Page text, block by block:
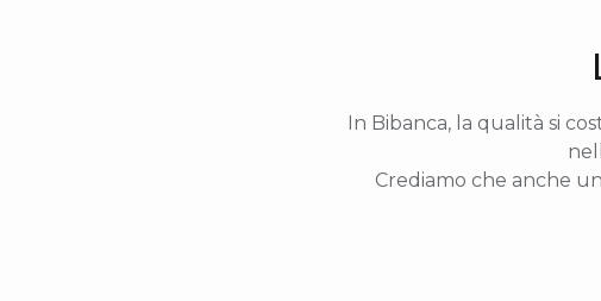
In Bibanca, la qualità si
Crediamo che anche